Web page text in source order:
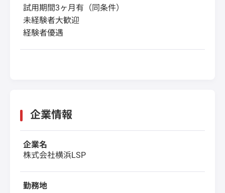
試用期間3ヶ月有（同条件）
未経験者大歓迎
経験者優遇
企業情報
企業名
株式会社横浜LSP
勤務地